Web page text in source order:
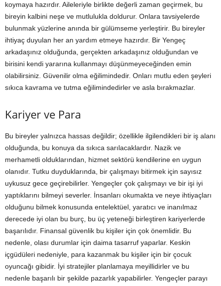
koymaya hazırdır. Aileleriyle birlikte değerli zaman geçirmek, bu
bireyin kalbini neşe ve mutlulukla doldurur. Onlara tavsiyelerde
bulunmak yüzlerine anında bir gülümseme yerleştirir. Bu bireyler
ihtiyaç duyulan her an yardım etmeye hazırdır. Bir Yengeç
arkadaşınız olduğunda, gerçekten arkadaşınız olduğundan ve
birisini kendi yararına kullanmayı düşünmeyeceğinden emin
olabilirsiniz. Güvenilir olma eğilimindedir. Onları mutlu eden şeyleri
sıkıca kavrama ve tutma eğilimindedirler ve asla bırakmazlar.
Kariyer ve Para
Bu bireyler yalnızca hassas değildir; özellikle ilgilendikleri bir iş alanı
olduğunda, bu konuya da sıkıca sarılacaklardır. Nazik ve
merhametli olduklarından, hizmet sektörü kendilerine en uygun
olanıdır. Tutku duyduklarında, bir çalışmayı bitirmek için sayısız
uykusuz gece geçirebilirler. Yengeçler çok çalışmayı ve bir işi iyi
yaptıklarını bilmeyi severler. İnsanları okumakta ve neye ihtiyaçları
olduğunu bilmek konusunda entelektüel, yaratıcı ve inanılmaz
derecede iyi olan bu burç, bu üç yeteneği birleştiren kariyerlerde
başarılıdır. Finansal güvenlik bu kişiler için çok önemlidir. Bu
nedenle, olası durumlar için daima tasarruf yaparlar. Keskin
içgüdüleri nedeniyle, para kazanmak bu kişiler için bir çocuk
oyuncağı gibidir. İyi stratejiler planlamaya meyillidirler ve bu
nedenle başarılı bir şekilde pazarlık yapabilirler. Yengeçler parayı